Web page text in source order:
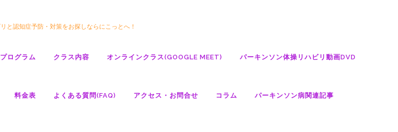
と認知症予防・対策をお探しならにこっとへ！
ログラム クラス内容 オンラインクラス(GOOGLE MEET) パーキンソン体操リハビリ動画DVD
料金表 よくある質問(FAQ) アクセス・お問合せ コラム パーキンソン病関連記事